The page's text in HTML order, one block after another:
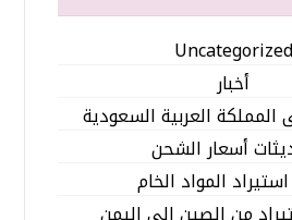
Uncategorized
أخبار
المملكة العربية السعودية
أسعار الشحن
المواد الخام